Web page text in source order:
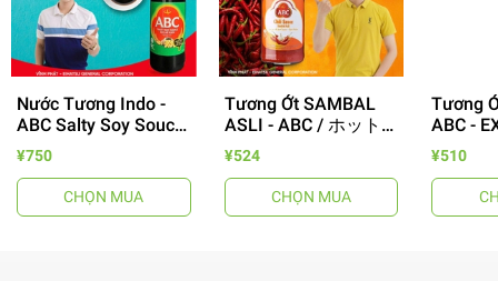
- 64%
Nước Tương Indo -
ABC Salty Soy Souce
Kecap Asin 620ml
/ABC インドネシ
¥750
CHỌN MUA
Tương Ớt SAMBAL
ASLI - ABC / ホット
チリソ - 395g
¥524
CHỌN MUA
Tương
ABC -
CHILLI
チリソ
¥510